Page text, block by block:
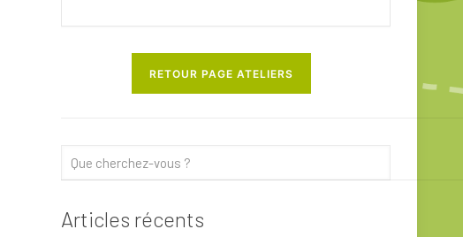
RETOUR PAGE ATELIERS
Articles récents